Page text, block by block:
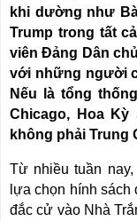
khi dường như
Trump trong tất
viên Đảng Dân
với những người
Nếu là tổng
Chicago, Hoa
không phải Trung
Từ nhiều tuần
lựa chọn hính
đắc cử vào Nhà